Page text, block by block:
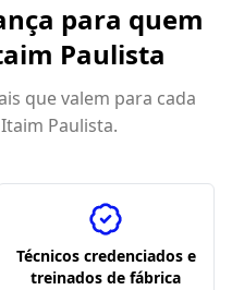
para quem
Paulista
que valem para cada
Paulista.
Técnicos credenciados e
treinados de fábrica